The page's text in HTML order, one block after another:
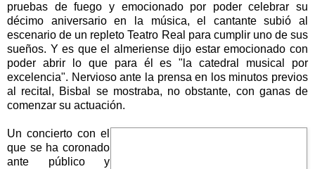
pruebas de fuego y emocionado por poder celebrar su
décimo aniversario en la música, el cantante subió al
escenario de un repleto Teatro Real para cumplir uno de sus
sueños. Y es que el almeriense dijo estar emocionado con
poder abrir lo que para él es "la catedral musical por
excelencia". Nervioso ante la prensa en los minutos previos
al recital, Bisbal se mostraba, no obstante, con ganas de
comenzar su actuación.
Un concierto con el
que se ha coronado
ante público y